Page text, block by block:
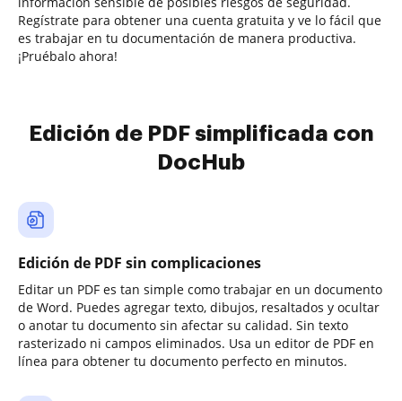
Regístrate para obtener una cuenta gratuita y ve lo fácil que
es trabajar en tu documentación de manera productiva.
¡Pruébalo ahora!
Edición de PDF simplificada con
DocHub
Edición de PDF sin complicaciones
Editar un PDF es tan simple como trabajar en un documento
de Word. Puedes agregar texto, dibujos, resaltados y ocultar
o anotar tu documento sin afectar su calidad. Sin texto
rasterizado ni campos eliminados. Usa un editor de PDF en
línea para obtener tu documento perfecto en minutos.